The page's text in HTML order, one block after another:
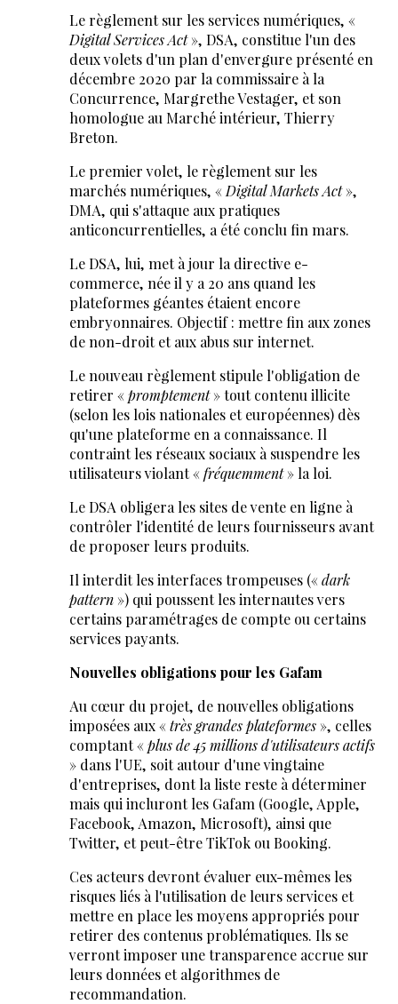
Le règlement sur les services numériques, «
Digital Services Act», DSA, constitue l'un des
deux volets d'un plan d'envergure présenté en
décembre 2020 par la commissaire à la
Concurrence, Margrethe Vestager, et son
homologue au Marché intérieur, Thierry
Breton.
Le premier volet, le règlement sur les
marchés numériques, « Digital Markets Act»,
DMA, qui s'attaque aux pratiques
anticoncurrentielles, a été conclu fin mars.
Le DSA, lui, met à jour la directive e-
commerce, née il y a 20 ans quand les
plateformes géantes étaient encore
embryonnaires. Objectif : mettre fin aux zones
de non-droit et aux abus sur internet.
Le nouveau règlement stipule l'obligation de
retirer «promptement» tout contenu illicite
(selon les lois nationales et européennes) dès
qu'une plateforme en a connaissance. Il
contraint les réseaux sociaux à suspendre les
utilisateurs violant «fréquemment» la loi.
Le DSA obligera les sites de vente en ligne à
contrôler l'identité de leurs fournisseurs avant
de proposer leurs produits.
Il interdit les interfaces trompeuses («dark
pattern») qui poussent les internautes vers
certains paramétrages de compte ou certains
services payants.
Nouvelles obligations pour les Gafam
Au cœur du projet, de nouvelles obligations
imposées aux «très grandes plateformes», celles
comptant «plus de 45 millions d'utilisateurs actifs
» dans l'UE, soit autour d'une vingtaine
d'entreprises, dont la liste reste à déterminer
mais qui incluront les Gafam (Google, Apple,
Facebook, Amazon, Microsoft), ainsi que
Twitter, et peut-être TikTok ou Booking.
Ces acteurs devront évaluer eux-mêmes les
risques liés à l'utilisation de leurs services et
mettre en place les moyens appropriés pour
retirer des contenus problématiques. Ils se
verront imposer une transparence accrue sur
leurs données et algorithmes de
recommandation.